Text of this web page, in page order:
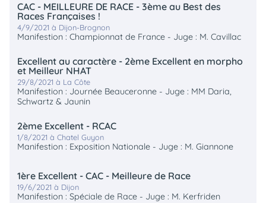
CAC - MEILLEURE DE RACE - 3ème au Best des
Races Françaises !
4/9/2021 à Dijon-Brognon
Manifestion : Championnat de France - Juge : M. Cavillac
Excellent au caractère - 2ème Excellent en morpho
et Meilleur NHAT
29/8/2021 à La Côte
Manifestion : Journée Beauceronne - Juge : MM Daria,
Schwartz & Jaunin
2ème Excellent - RCAC
1/8/2021 à Chatel Guyon
Manifestion : Exposition Nationale - Juge : M. Giannone
1ère Excellent - CAC - Meilleure de Race
19/6/2021 à Dijon
Manifestion : Spéciale de Race - Juge : M. Kerfriden